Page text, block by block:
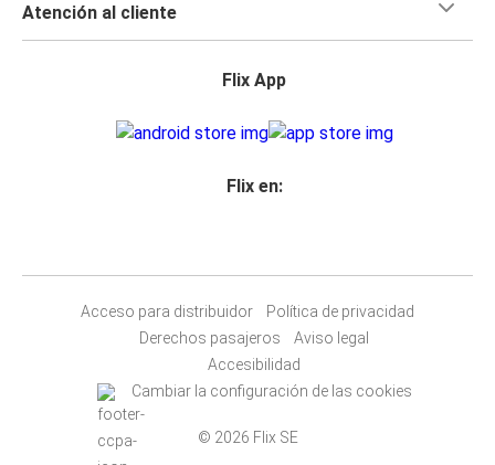
Atención al cliente
Flix App
Flix en:
Acceso para distribuidor
Política de privacidad
Derechos pasajeros
Aviso legal
Accesibilidad
Cambiar la configuración de las cookies
© 2026 Flix SE